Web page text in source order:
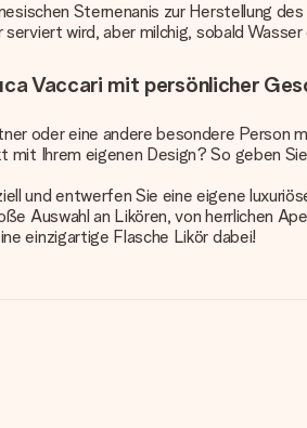
Sternenanis zur Herstellung
wird, aber milchig, sobald
Vaccari mit persönlicher
oder eine andere besondere
Ihrem eigenen Design? So geben
und entwerfen Sie eine eigene
Auswahl an Likören, von herrlichen
einzigartige Flasche Likör dabei!